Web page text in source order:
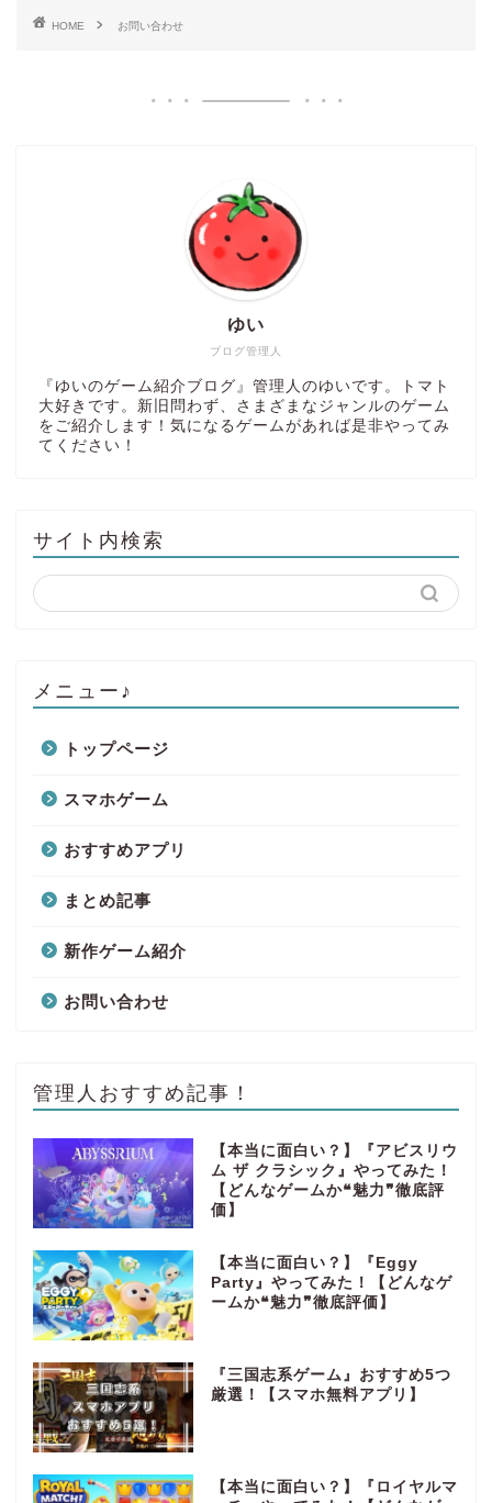
HOME お問い合わせ
ブログ管理人
ゆい
『ゆいのゲーム紹介ブログ』管理人のゆいです。トマト
大好きです。新旧問わず、さまざまなジャンルのゲーム
をご紹介します！気になるゲームがあれば是非やってみ
てください！
サイト内検索
メニュー♪
トップページ
スマホゲーム
おすすめアプリ
まとめ記事
新作ゲーム紹介
お問い合わせ
管理人おすすめ記事！
【本当に面白い？】『アビスリウ
ム ザ クラシック』やってみた！
【どんなゲームか❝魅力❞徹底評
価】
【本当に面白い？】『Eggy
Party』やってみた！【どんなゲ
ームか❝魅力❞徹底評価】
『三国志系ゲーム』おすすめ5つ
厳選！【スマホ無料アプリ】
【本当に面白い？】『ロイヤルマ